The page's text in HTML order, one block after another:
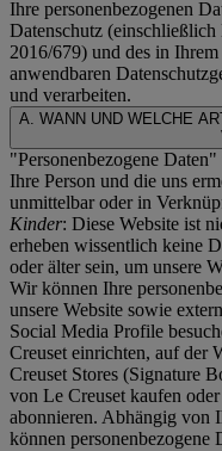
Ihre personenbezogenen
Datenschutz
2016/679) und des in
anwendbaren
und verarbeiten.
A. WANN UND WELCHE
"Personenbezogene
Ihre Person und die uns
unmittelbar oder in
Kinder: Diese Website ist
erheben wissentlich keine
oder älter sein, um unsere
Wir können Ihre
unsere Website sowie
Social Media Profile
Creuset einrichten, auf der
Creuset Stores (Signature
von Le Creuset kaufen
abonnieren. Abhängig von
können personenbezogene